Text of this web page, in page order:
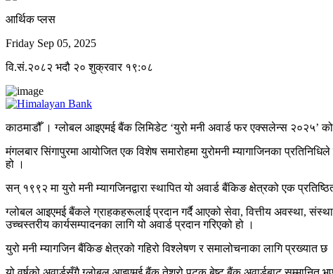
आर्थिक प्लस
Friday Sep 05, 2025
वि.सं.२०८२ भदौ २० शुक्रवार १९:०८
काठमाडौँ । ग्लोबल आइएमई बैंक लिमिडेट ‘युरो मनी अवार्ड फर एक्सलेन्स २०२५’
मंगलबार सिंगापुरमा आयोजित एक विशेष समारोहमा युरोमनी म्यागाजिनका
हो ।
सन् १९९२ मा युरो मनी म्यागजिनद्वारा स्थापित यो अवार्ड बैंकिङ क्षेत्रको एक
ग्लोबल आइएमई बैंकले ग्राहकहरूलाई प्रदान गर्दै आएको सेवा, वित्तीय अवस्था,
उच्चस्तरीय कार्यसम्पादनका लागि यो अवार्ड प्रदान गरिएको हो ।
युरो मनी म्यागजिन बैंकिङ क्षेत्रको गहिरो विश्लेषण र समालोचनाका लागि प्रख्यात